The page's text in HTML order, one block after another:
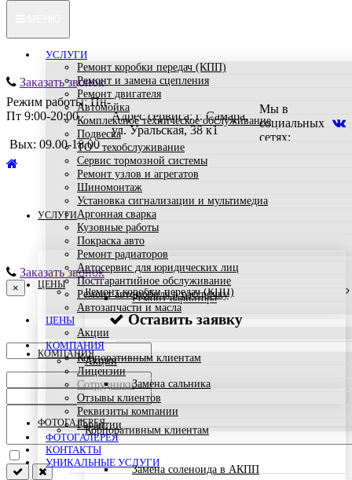
УСЛУГИ
Ремонт коробки передач (КПП)
Ремонт и замена сцепления
Ремонт двигателя
Автомойка
Комплексное техническое обслуживание
Подвеска
ТО - техобслуживание
Сервис тормозной системы
Ремонт узлов и агрегатов
Шиномонтаж
Установка сигнализации и мультимедиа
Аргонная сварка
Кузовные работы
Покраска авто
Ремонт радиаторов
Автосервис для юридических лиц
Постгарантийное обслуживание
Ремонт автомобиля в рассрочку
Автозапчасти и масла
ЦЕНЫ
Акции
КОМПАНИЯ
Корпоративным клиентам
Лицензии
Сотрудники
Отзывы клиентов
Реквизиты компании
Гарантии
ФОТОГАЛЕРЕЯ
КОНТАКТЫ
УНИКАЛЬНЫЕ УСЛУГИ
Заказать звонок
Режим работы: Пн-
Пт 9:00-20:00
Вых: 09.00-18.00
Адрес сервиса: г. Самара,
ул. Уральская, 38 к1
Мы в
социальных
сетях:
УСЛУГИ
Ремонт коробки передач (КПП)
Ремонт вариатора
Замена сальника
Замена соленоида в АКПП
ЦЕНЫ
Акции
КОМПАНИЯ
Корпоративным клиентам
ФОТОГАЛЕРЕЯ
Заказать звонок
×
Оставить заявку